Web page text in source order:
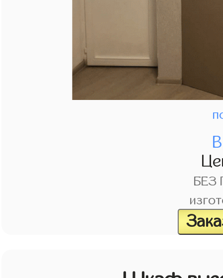
БЕЗ